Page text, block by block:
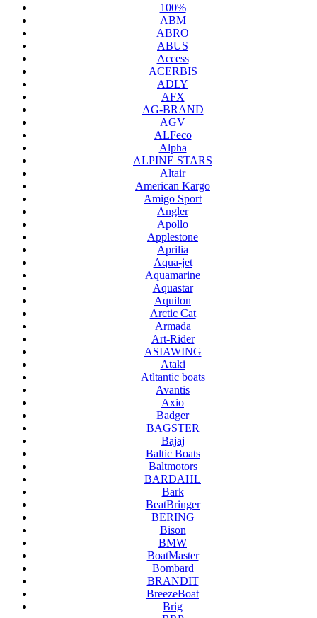
100%
ABM
ABRO
ABUS
Access
ACERBIS
ADLY
AFX
AG-BRAND
AGV
ALFeco
Alpha
ALPINE STARS
Altair
American Kargo
Amigo Sport
Angler
Apollo
Applestone
Aprilia
Aqua-jet
Aquamarine
Aquastar
Aquilon
Arctic Cat
Armada
Art-Rider
ASIAWING
Ataki
Atltantic boats
Avantis
Axio
Badger
BAGSTER
Bajaj
Baltic Boats
Baltmotors
BARDAHL
Bark
BeatBringer
BERING
Bison
BMW
BoatMaster
Bombard
BRANDIT
BreezeBoat
Brig